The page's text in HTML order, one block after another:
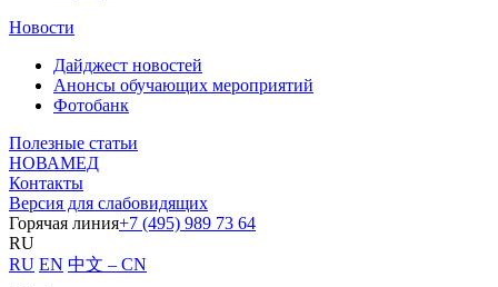
Новости
Дайджест новостей
Анонсы обучающих мероприятий
Фотобанк
Полезные статьи
НОВАМЕД
Контакты
Версия для слабовидящих
Горячая линия+7 (495) 989 73 64
RU
RU EN 中文 – CN